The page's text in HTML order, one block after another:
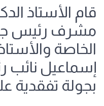
قام الأستاذ
مشرف رئيس
الخاصة
إسماعيل نائب
بجولة تفقدية